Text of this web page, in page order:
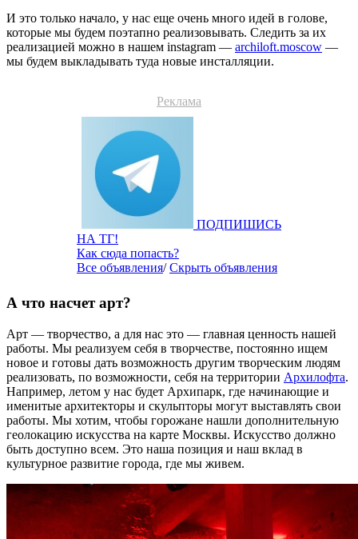
И это только начало, у нас еще очень много идей в голове,
которые мы будем поэтапно реализовывать. Следить за их
реализацией можно в нашем instagram — archiloft.moscow —
мы будем выкладывать туда новые инсталляции.
Реклама
ПОДПИШИСЬ
НА ТГ!
Как сюда попасть?
Все объявления/Скрыть объявления
А что насчет арт?
Арт — творчество, а для нас это — главная ценность нашей
работы. Мы реализуем себя в творчестве, постоянно ищем
новое и готовы дать возможность другим творческим людям
реализовать, по возможности, себя на территории Архилофта.
Например, летом у нас будет Архипарк, где начинающие и
именитые архитекторы и скульпторы могут выставлять свои
работы. Мы хотим, чтобы горожане нашли дополнительную
геолокацию искусства на карте Москвы. Искусство должно
быть доступно всем. Это наша позиция и наш вклад в
культурное развитие города, где мы живем.